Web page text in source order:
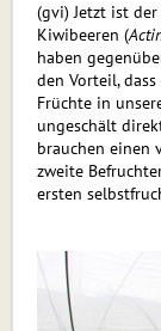
(gvi) Jetzt ist
Kiwibeeren (
haben
den Vorteil,
Früchte in
ungeschält
brauchen einen
zweite
ersten